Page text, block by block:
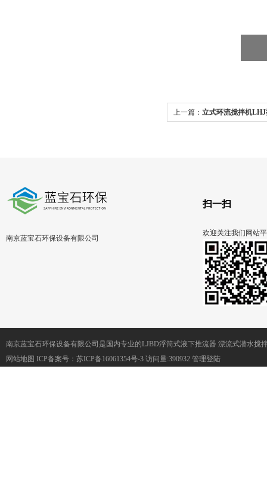
上一篇： 立式环流搅拌机
南京蓝宝石环保设备有限公司
扫一扫
欢迎关注我们网站
南京蓝宝石环保设备有限公司是国内专业的LJBD浮筒式液下推流器 漂流式潜水搅
网站地图 ICP备案号： 苏ICP备16061354号-3 访问量:390932 管理登陆